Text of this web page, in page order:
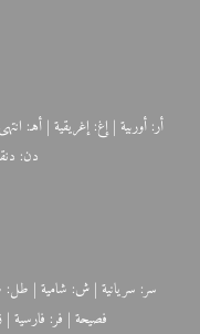
أر: أوربية | إغ: إغريقية | أهـ:
دن:
سر: سريانية | ش: شامية | طل:
فصيحة | فر: فارسية |